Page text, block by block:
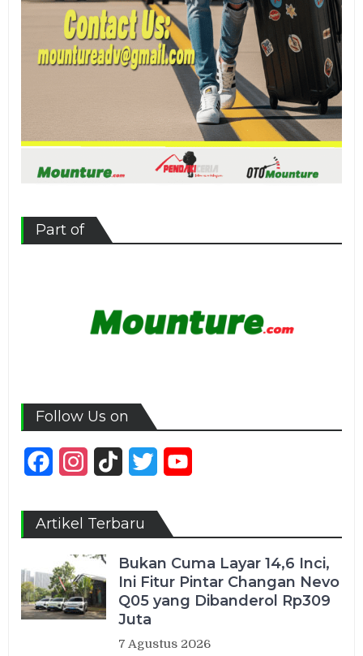
Part of
Follow Us on
FacebookInstagram
TikTok Twitter
Artikel Terbaru
Bukan Cuma Layar 14,6 Inci,
Ini Fitur Pintar Changan Nevo
Q05 yang Dibanderol Rp309
Juta
7 Agustus 2026